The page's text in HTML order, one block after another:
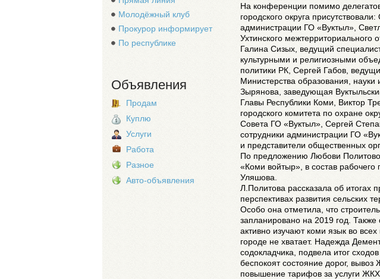
Молодёжный клуб
Прокурор информирует
По республике
Объявления
Продам
Куплю
Услуги
Работа
Разное
Авто-объявления
На конференции помимо
городского округа
администрации ГО «Вуктыл»,
Ухтинского межтерриториального
Галина Сизых, ведущий
культурными и религиозными
политики РК, Сергей Габов,
Министерства образования,
Зырянова, заведующая
Главы Республики Коми, Виктор
городского комитета по охране
Совета ГО «Вуктыл», Сергей
сотрудники администрации ГО
и представители общественных
По предложению Любови
«Коми войтыр», в состав
Уляшова.
Л.Политова рассказала об итогах
перспективах развития сельских
Особо она отметила, что
запланировано на 2019 год. Также
активно изучают коми язык во
городе не хватает. Надежда
содокладчика, подвела итог
беспокоят состояние дорог,
повышение тарифов за услуги